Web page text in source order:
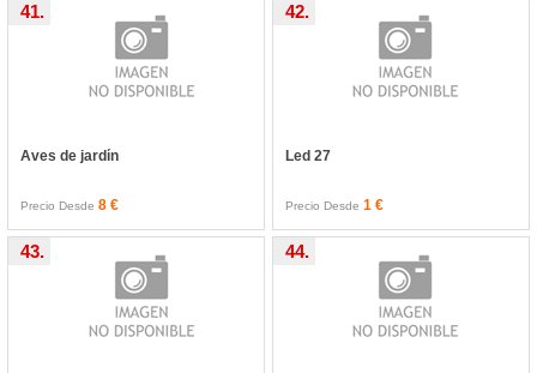
Aves de jardín
41.
Precio Desde8 €
Led 27
42.
Precio Desde 1 €
43. 44.